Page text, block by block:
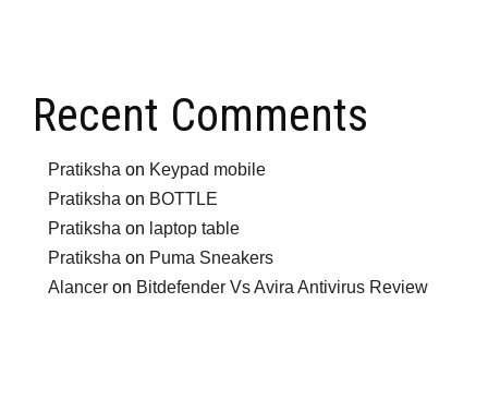
Recent Comments
Pratiksha on Keypad mobile
Pratiksha on BOTTLE
Pratiksha on laptop table
Pratiksha on Puma Sneakers
Alancer on Bitdefender Vs Avira Antivirus Review